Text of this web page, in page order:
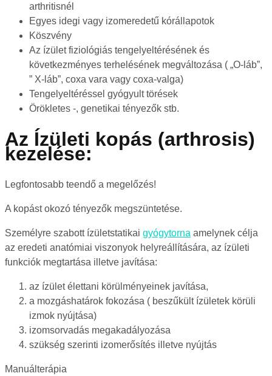
arthritisnél
Egyes idegi vagy izomeredetű kórállapotok
Köszvény
Az ízület fiziológiás tengelyeltérésének és
következményes terhelésének megváltozása ( „O-láb”,
” X-láb”, coxa vara vagy coxa-valga)
Tengelyeltéréssel gyógyult törések
Örökletes -, genetikai tényezők stb.
Az Ízületi kopás (arthrosis)
kezelése:
Legfontosabb teendő a megelőzés!
A kopást okozó tényezők megszüntetése.
Személyre szabott ízületstatikai gyógytorna amelynek célja
az eredeti anatómiai viszonyok helyreállítására, az ízületi
funkciók megtartása illetve javítása:
az ízület élettani körülményeinek javítása,
a mozgáshatárok fokozása ( beszűkült ízületek körüli
izmok nyújtása)
izomsorvadás megakadályozása
szükség szerinti izomerősítés illetve nyújtás
Manuálterápia